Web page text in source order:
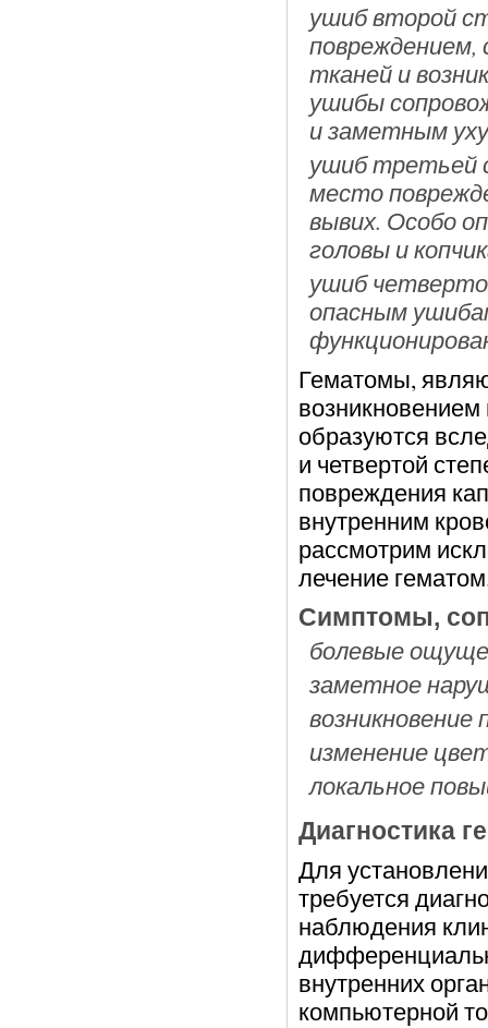
ушиб второй
тканей и
ушибы
и заметным
ушиб третьей
место
вывих. Особо
головы и
ушиб
опасным
Гематомы,
образуются
и четвертой
повреждения
внутренним
рассмотрим
лечение
Симптомы,
болевые
заметное
возникновение
изменение
локальное
Диагностика
Для
требуется
наблюдения
внутренних
компьютерной